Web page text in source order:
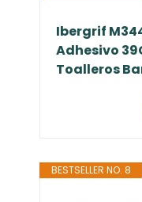
Ibergrif
Adhesivo
Toalleros
BESTSELLER NO. 8